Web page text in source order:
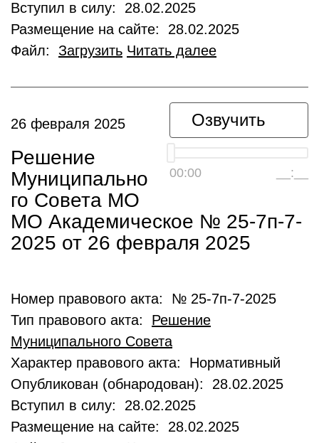
Вступил в силу: 28.02.2025
Размещение на сайте: 28.02.2025
Файл: Загрузить Читать далее
Озвучить
00:00 __:__
26 февраля 2025
Решение
Муниципально
го Совета МО
МО Академическое № 25-7п-7-
2025 от 26 февраля 2025
Номер правового акта: № 25-7п-7-2025
Тип правового акта: Решение
Муниципального Совета
Характер правового акта: Нормативный
Опубликован (обнародован): 28.02.2025
Вступил в силу: 28.02.2025
Размещение на сайте: 28.02.2025